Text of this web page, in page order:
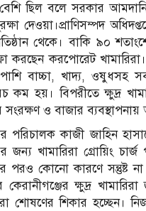
ছিল বলে সরকার
দেওয়া।প্রাণিসম্পদ
থেকে। বাকি ৯০
করছেন করপোরেট
বাচ্চা, খাদ্য,
কম হয়। বিপরীতে ক্ষুদ্র
ও বাজার ব্যবস্থাপনায়
পরিচালক কাজী জাহিন
জন্য খামারিরা গ্রোয়িং
পরও কোনো কারণে সন্তুষ্ট না
কেরানীগঞ্জের ক্ষুদ্র
শোষণের শিকার হচ্ছেন।